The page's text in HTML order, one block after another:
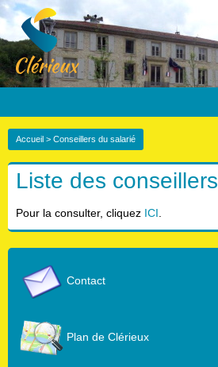
Accueil > Conseillers du salarié
Liste des conseillers
Pour la consulter, cliquez ICI
Contact
Plan de Clérieux